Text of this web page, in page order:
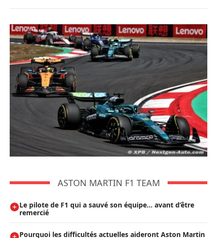
ASTON MARTIN F1 TEAM
Le pilote de F1 qui a sauvé son équipe… avant d’être
remercié
Pourquoi les difficultés actuelles aideront Aston Martin